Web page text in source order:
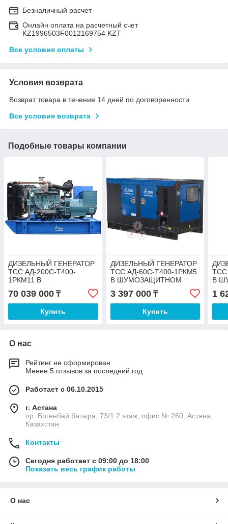
Безналичный расчет
Онлайн оплата на расчетный счет
KZ1996503F0012169754 KZT
Все условия оплаты
Условия возврата
Возврат товара в течение 14 дней по договоренности
Все условия возврата
Подобные товары компании
ДИЗЕЛЬНЫЙ ГЕНЕРАТОР
ТСС АД-200С-Т400-
1РКМ11 В
ШУМОЗАЩИТНОМ
КОЖУХЕ
70 039 000 ₸
Купить
ДИЗЕЛЬНЫЙ ГЕНЕРАТОР
ТСС АД-60С-Т400-1РКМ5
В ШУМОЗАЩИТНОМ
3 397 000₸
Купить
ТСС
В
1
О нас
Рейтинг не сформирован
Менее 5 отзывов за последний год
Работает с 06.10.2015
г. Астана
пр. Богенбай батыра, 73/1 2 этаж, офис № 260, Астана,
Казахстан
Контакты
Сегодня работает с 09:00 до 18:00
Показать весь график работы
О нас